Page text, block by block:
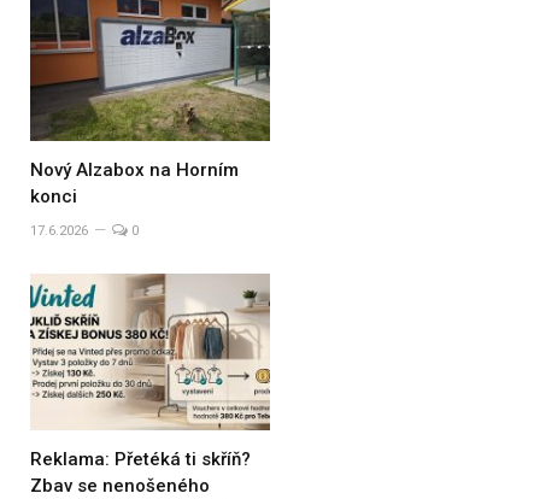
Nový Alzabox na Horním
konci
17.6.2026 0
Reklama: Přetéká ti skříň?
Zbav se nenošeného